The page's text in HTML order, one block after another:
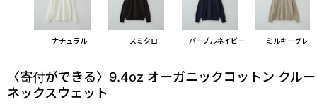
ナチュラル スミクロ パープルネイビー ミルキーグレー
〈寄付ができる〉9.4oz オーガニックコットン クルー
ネックスウェット